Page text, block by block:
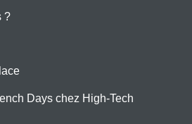
?
Days chez High-Tech